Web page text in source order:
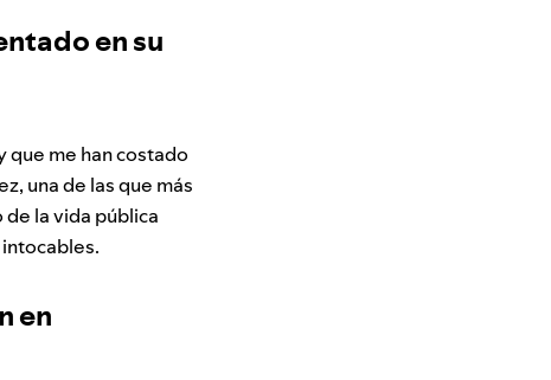
en su
que me han costado
una de las que más
la vida pública
en